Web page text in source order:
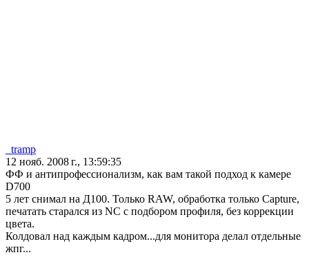
_tramp
12 нояб. 2008 г., 13:59:35
ФФ и антипрофессионализм, как вам такой подход к камере
D700
5 лет снимал на Д100. Только RAW, обработка только Capture,
печатать старался из NC с подбором профиля, без коррекции
цвета.
Колдовал над каждым кадром...для монитора делал отдельные
жпг...